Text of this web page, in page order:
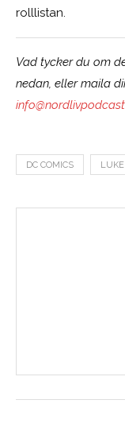
rolllistan.
Vad tycker du om
nedan, eller maila
DC COMICS